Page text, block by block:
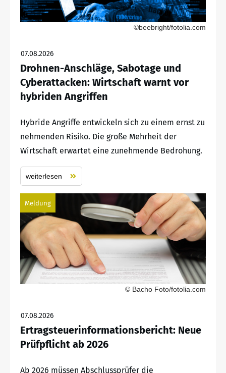
©beebright/fotolia.com
07.08.2026
Drohnen-Anschläge, Sabotage und
Cyberattacken: Wirtschaft warnt vor
hybriden Angriffen
Hybride Angriffe entwickeln sich zu einem ernst zu
nehmenden Risiko. Die große Mehrheit der
Wirtschaft erwartet eine zunehmende Bedrohung.
weiterlesen
Meldung
© Bacho Foto/fotolia.com
07.08.2026
Ertragsteuerinformationsbericht: Neue
Prüfpflicht ab 2026
Ab 2026 müssen Abschlussprüfer die